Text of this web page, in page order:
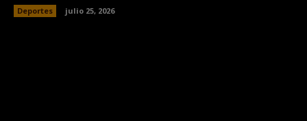
Deportes julio 25, 2026